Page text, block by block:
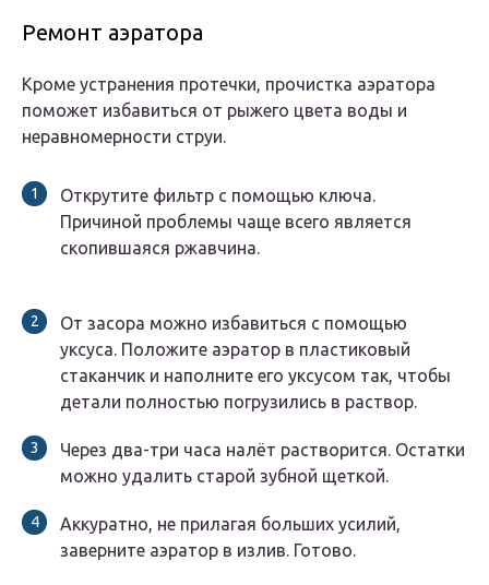
Ремонт аэратора
Кроме устранения протечки, прочистка аэратора
поможет избавиться от рыжего цвета воды и
неравномерности струи.
Открутите фильтр с помощью ключа.
Причиной проблемы чаще всего является
скопившаяся ржавчина.
От засора можно избавиться с помощью
уксуса. Положите аэратор в пластиковый
стаканчик и наполните его уксусом так, чтобы
детали полностью погрузились в раствор.
Через два-три часа налёт растворится. Остатки
можно удалить старой зубной щеткой.
Аккуратно, не прилагая больших усилий,
заверните аэратор в излив. Готово.